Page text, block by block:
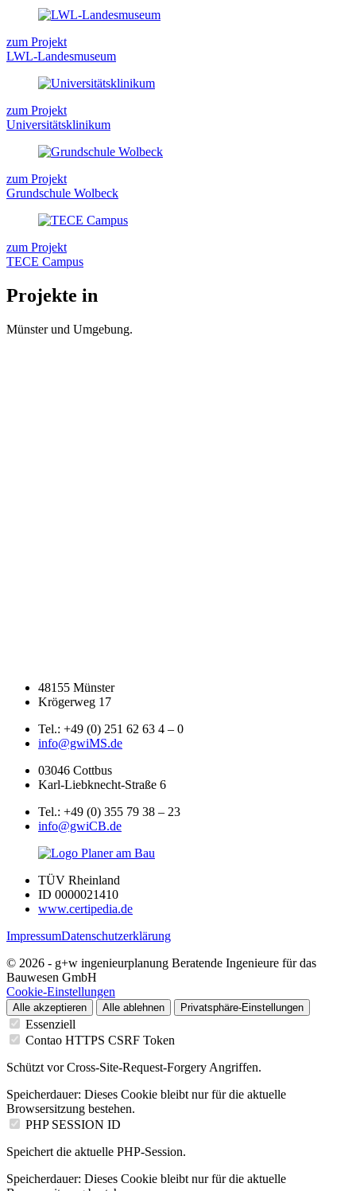
zum Projekt
LWL-Landesmuseum
zum Projekt
Universitätsklinikum
zum Projekt
Grundschule Wolbeck
zum Projekt
TECE Campus
Projekte in
Münster und Umgebung.
48155 Münster
Krögerweg 17
Tel.: +49 (0) 251 62 63 4 – 0
info@gwiMS.de
03046 Cottbus
Karl-Liebknecht-Straße 6
Tel.: +49 (0) 355 79 38 – 23
info@gwiCB.de
TÜV Rheinland
ID 0000021410
www.certipedia.de
ImpressumDatenschutzerklärung
© 2026 - g+w ingenieurplanung Beratende Ingenieure für das
Bauwesen GmbH
Cookie-Einstellungen
Alle akzeptieren Alle ablehnen Privatsphäre-Einstellungen
Essenziell
Contao HTTPS CSRF Token
Schützt vor Cross-Site-Request-Forgery Angriffen.
Speicherdauer: Dieses Cookie bleibt nur für die aktuelle
Browsersitzung bestehen.
PHP SESSION ID
Speichert die aktuelle PHP-Session.
Speicherdauer: Dieses Cookie bleibt nur für die aktuelle